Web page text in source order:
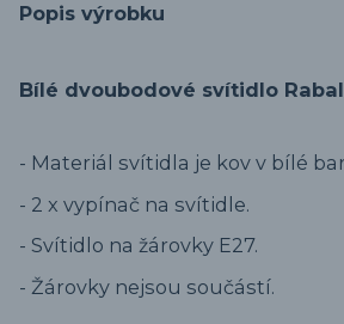
Popis výrobku
Bílé dvoubodové svítidlo
- Materiál svítidla je kov v bílé
- 2 x vypínač na svítidle.
- Svítidlo na žárovky E27.
- Žárovky nejsou součástí.